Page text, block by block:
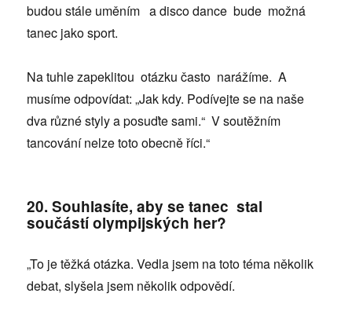
budou stále uměním a disco dance bude možná
tanec jako sport.
Na tuhle zapeklitou otázku často narážíme. A
musíme odpovídat: „Jak kdy. Podívejte se na naše
dva různé styly a posuďte sami.“ V soutěžním
tancování nelze toto obecně říci.“
20. Souhlasíte, aby se tanec stal
součástí olympijských her?
„To je těžká otázka. Vedla jsem na toto téma několik
debat, slyšela jsem několik odpovědí.